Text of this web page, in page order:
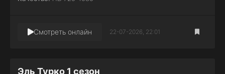
Смотреть онлайн 22-07-2026, 22:01
Эль Турко 1 сезон